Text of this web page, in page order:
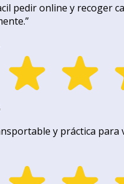
pedir online y recoger
”
y práctica para